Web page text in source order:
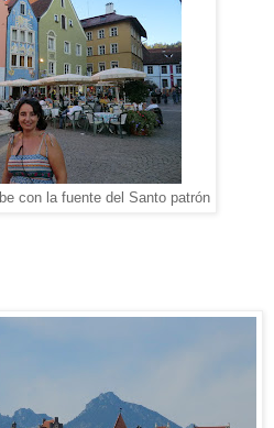
con la fuente del Santo patrón